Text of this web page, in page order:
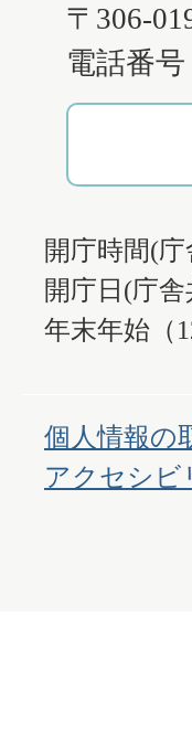
〒306-
電話番号
開庁時間(
開庁日(庁
年末年始（
個人情報の
アクセシビ